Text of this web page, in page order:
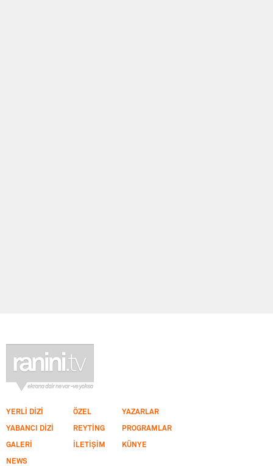
YERLİ DİZİ ÖZEL YAZARLAR
YABANCI DİZİ REYTİNG PROGRAMLAR
GALERİ İLETİŞİM KÜNYE
NEWS